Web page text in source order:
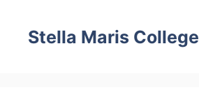
content
Stella Maris College